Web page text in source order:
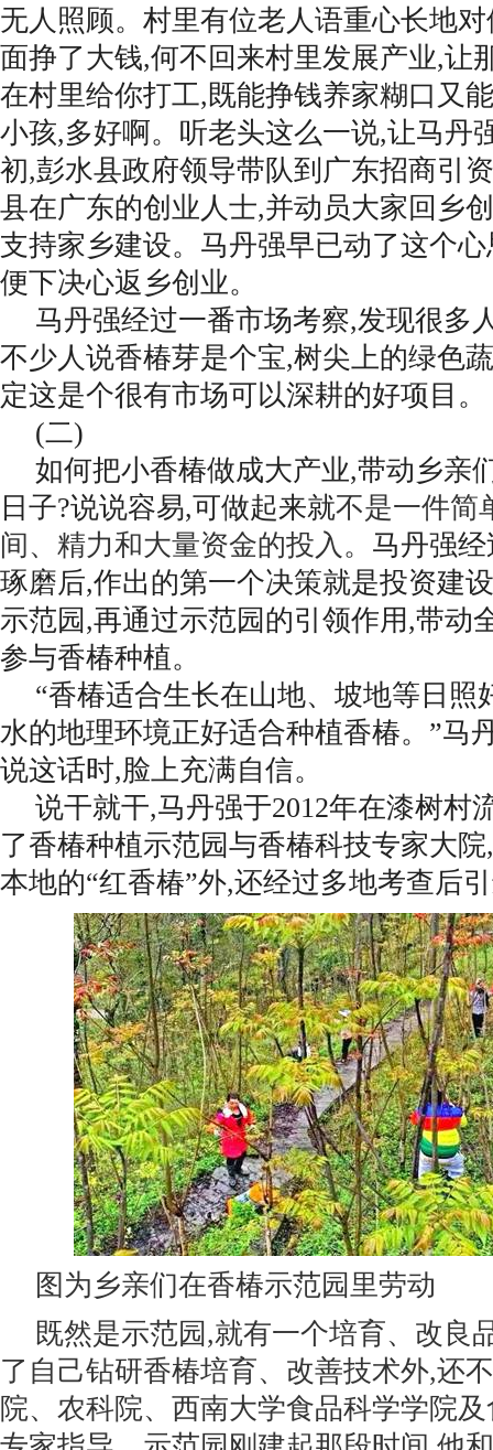
无人照顾。村里有位老人语重心长地
面挣了大钱,何不回来村里发展产业,让
在村里给你打工,既能挣钱养家糊口又
小孩,多好啊。听老头这么一说,让马丹
初,彭水县政府领导带队到广东招商引
县在广东的创业人士,并动员大家回乡
支持家乡建设。马丹强早已动了这个
便下决心返乡创业。
马丹强经过一番市场考察,发现很多
不少人说香椿芽是个宝,树尖上的绿色
定这是个很有市场可以深耕的好项目。
(二)
如何把小香椿做成大产业,带动乡亲
日子?说说容易,可做起来就不是一件简
间、精力和大量资金的投入。 马丹强
琢磨后,作出的第一个决策就是投资建
示范园,再通过示范园的引领作用,带动
参与香椿种植。
“香椿适合生长在山地、坡地等日照
水的地理环境正好适合种植香椿。”马
说这话时,脸上充满自信。
说干就干,马丹强于2012年在漆树村
了香椿种植示范园与香椿科技专家大
本地的“红香椿”外,还经过多地考查后
图为乡亲们在香椿示范园里劳动
既然是示范园,就有一个培育、改良
了自己钻研香椿培育、改善技术外,还
院、农科院、西南大学食品科学学院